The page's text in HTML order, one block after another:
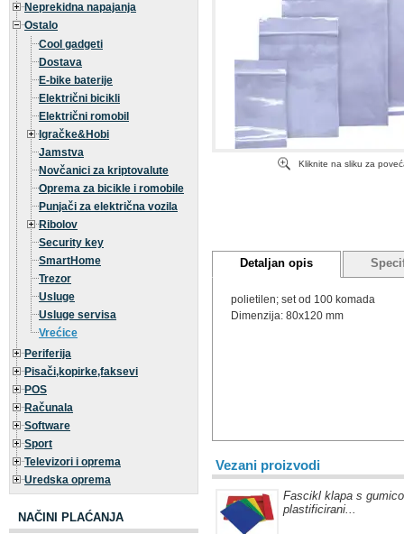
Neprekidna napajanja
Ostalo
Cool gadgeti
Dostava
E-bike baterije
Električni bicikli
Električni romobil
Igračke&Hobi
Jamstva
Novčanici za kriptovalute
Oprema za bicikle i romobile
Punjači za električna vozila
Ribolov
Security key
SmartHome
Trezor
Usluge
Usluge servisa
Vrećice
Periferija
Pisači,kopirke,faksevi
POS
Računala
Software
Sport
Televizori i oprema
Uredska oprema
NAČINI PLAĆANJA
Kliknite na sliku za
Detaljan opis
polietilen; set od 100 komada
Dimenzija: 80x120 mm
Vezani proizvodi
Fascikl klapa s
plastificirani...